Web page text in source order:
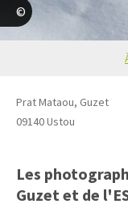
Carol Jay
Prat Mataou, Guzet
09140Ustou
Les
Guzet et de